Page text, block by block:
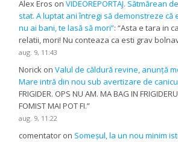
Alex Eros onVIDEOREPORTAJ. Sătmărean
stat. A luptat ani întregi să demonstreze că
nu ai bani, te lasă să mori”: “Asta e tara in
relatii, mori! Nu conteaza ca esti grav
aug. 9, 11:43
Norick onValul de căldură revine, anunță
Mare intră din nou sub avertizare de
FRIGIDER. OPS NU AM. MA BAG IN
FOMIST MAI POT FI.”
aug. 9, 11:22
comentator on Someșul, la un nou minim